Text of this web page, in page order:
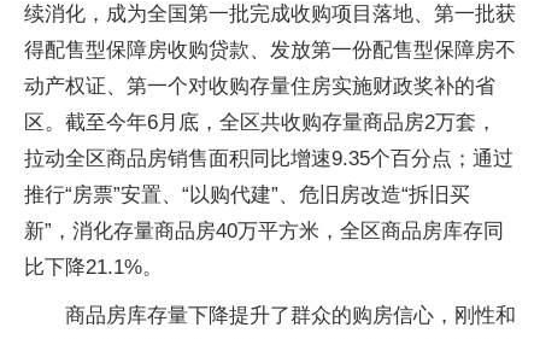
续消化，成为全国第一批完成收购项目落地、第一批获
得配售型保障房收购贷款、发放第一份配售型保障房不
动产权证、第一个对收购存量住房实施财政奖补的省
区。截至今年6月底，全区共收购存量商品房2万套，
拉动全区商品房销售面积同比增速9.35个百分点；通过
推行“房票”安置、“以购代建”、危旧房改造“拆旧买
新”，消化存量商品房40万平方米，全区商品房库存同
比下降21.1%。
商品房库存量下降提升了群众的购房信心，刚性和